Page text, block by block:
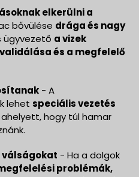
elkerülni a
bővülése drága és nagy
ügyvezető a vizek
és a megfelelő
- A
lehet speciális vezetés
ahelyett, hogy túl hamar
válságokat - Ha a dolgok
problémák,